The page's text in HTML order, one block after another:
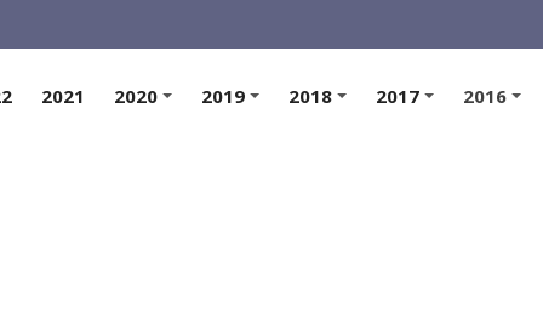
2021 2020 2019 2018 2017 2016